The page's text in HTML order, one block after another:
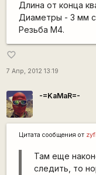
Длина от конца
Диаметры - 3 мм
Резьба М4.
favorite_border
7 Апр, 2012 13:19
-=KaMaR=-
Цитата сообщения от
Там еще
следить, то